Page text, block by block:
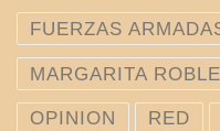
FUERZAS
MARGARITA
OPINION RED